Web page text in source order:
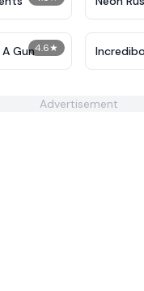
4.6★
Gun
Advertisement